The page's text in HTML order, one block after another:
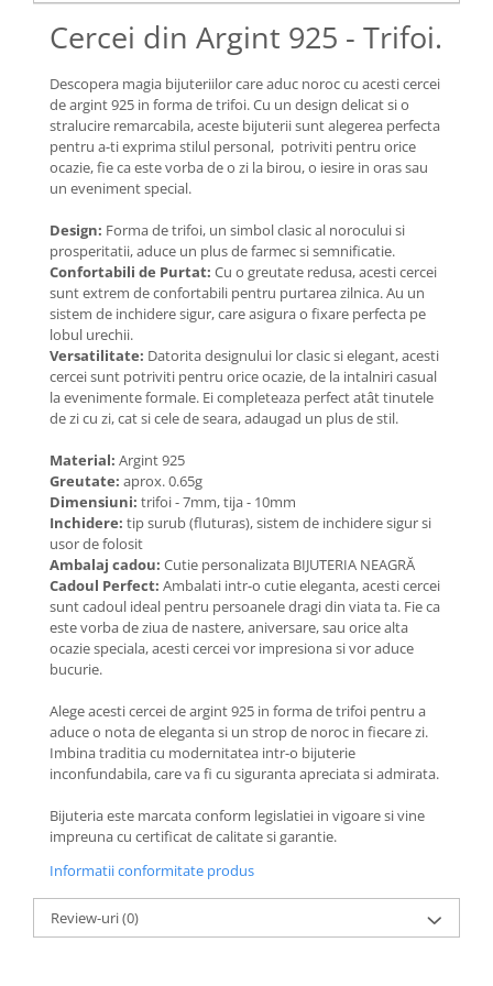
Lănțișoare cu Soare
Lănțișoare cu Semilună
Lănțișoare cu Animale
Lănțișoare cu Molecule
Lănțișoare cu Pietre Naturale
Lănțișoare Argint Diverse
Coliere cu Perle Naturale
Coliere cu Perle Preciosa
COLIERE ȘNUR REGLABIL
Coliere cu Inimioare
Coliere cu Cruce
Coliere cu Stea
Coliere cu Soare
Coliere cu Zodii
Coliere cu Flori
Coliere cu Animale
Coliere cu Molecule
Coliere Diverse
BRĂȚĂRI
BRĂȚĂRI CU ȘNUR REGLABIL
Brățări din Aur cu șnur reglabil
Brățări din Argint cu șnur reglabil
BRĂȚĂRI CU PIETRE SEMIPREȚIOASE
Brățări din Aur cu pietre
Brățări din Argint cu pietre
semiprețioase
Brățări elastice cu pietre
BRĂȚĂRI DE PICIOR
Cercei din Argint 925 - Trifoi.
Descopera magia bijuteriilor care aduc noroc cu acesti cercei
de argint 925 in forma de trifoi. Cu un design delicat si o
stralucire remarcabila, aceste bijuterii sunt alegerea perfecta
pentru a-ti exprima stilul personal, potriviti pentru orice
ocazie, fie ca este vorba de o zi la birou, o iesire in oras sau
un eveniment special.
Design: Forma de trifoi, un simbol clasic al norocului si
prosperitatii, aduce un plus de farmec si semnificatie.
Confortabili de Purtat: Cu o greutate redusa, acesti cercei
sunt extrem de confortabili pentru purtarea zilnica. Au un
sistem de inchidere sigur, care asigura o fixare perfecta pe
lobul urechii.
Versatilitate: Datorita designului lor clasic si elegant, acesti
cercei sunt potriviti pentru orice ocazie, de la intalniri casual
la evenimente formale. Ei completeaza perfect atât tinutele
de zi cu zi, cat si cele de seara, adaugad un plus de stil.
Material: Argint 925
Greutate: aprox. 0.65g
Dimensiuni: trifoi - 7mm, tija - 10mm
Inchidere: tip surub (fluturas), sistem de inchidere sigur si
usor de folosit
Ambalaj cadou: Cutie personalizata BIJUTERIA NEAGRĂ
Cadoul Perfect: Ambalati intr-o cutie eleganta, acesti cercei
sunt cadoul ideal pentru persoanele dragi din viata ta. Fie ca
este vorba de ziua de nastere, aniversare, sau orice alta
ocazie speciala, acesti cercei vor impresiona si vor aduce
bucurie.
Alege acesti cercei de argint 925 in forma de trifoi pentru a
aduce o nota de eleganta si un strop de noroc in fiecare zi.
Imbina traditia cu modernitatea intr-o bijuterie
inconfundabila, care va fi cu siguranta apreciata si admirata.
Bijuteria este marcata conform legislatiei in vigoare si vine
impreuna cu certificat de calitate si garantie.
Informatii conformitate produs
Review-uri(0)